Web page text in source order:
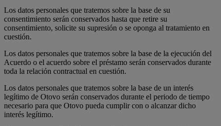
Los datos personales que tratemos sobre la base de su
consentimiento serán conservados hasta que retire su
consentimiento, solicite su supresión o se oponga al tratamiento en
cuestión.
Los datos personales que tratemos sobre la base de la ejecución del
Acuerdo o el acuerdo sobre el préstamo serán conservados durante
toda la relación contractual en cuestión.
Los datos personales que tratemos sobre la base de un interés
legítimo de Otovo serán conservados durante el periodo de tiempo
necesario para que Otovo pueda cumplir con o alcanzar dicho
interés legítimo.